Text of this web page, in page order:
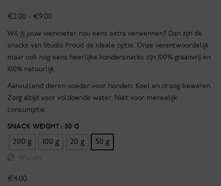
€2.00 - €9.00Prijsklasse:
Wil jij jouw viervoeter nou eens extra verwennen? Dan zijn de
snacks van Studio Proud de ideale optie. Onze verantwoordelijk
maar ook nog eens heerlijke hondensnacks zijn 100% graanvrij en
100% natuurlijk.
Aanvullend dieren voeder voor honden. Koel en droog bewaren.
Zorg altijd voor voldoende water. Niet voor menselijk
consumptie.
SNACK WEIGHT : 50 G
200 g 100 g 20 g 50 g
Wissen
€4.00